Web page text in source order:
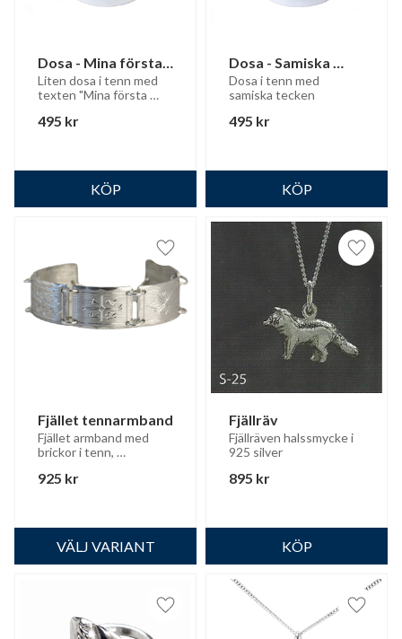
Dosa - Mina första
tänder
Liten dosa i tenn med
texten "Mina första
495 kr
Dosa - Samiska
tecken
Dosa i tenn med
samiska tecken
495 kr
Fjället tennarmband
Fjället armband med
brickor i tenn,
silver.
925 kr
Lägg till i favoriter
Fjällräv
Fjällräven halssmycke i
925 silver
895 kr
Lägg
Lägg till i favoriter Lägg